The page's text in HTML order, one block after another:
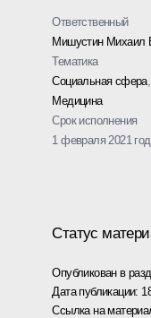
Ответственный
Мишустин Михаил
Тематика
Социальная сфера,
Медицина
Срок исполнения
1 февраля 2021
Статус
Опубликован в
Дата публикации:
Ссылка на